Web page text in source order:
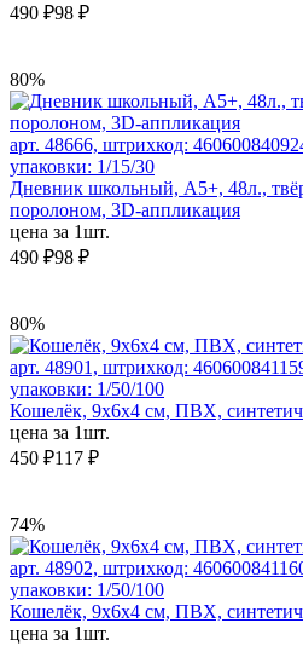
490 ₽98 ₽
80%
арт. 48666, штрихкод:
упаковки: 1/15/30
Дневник школьный, А5+, 48л.,
поролоном, 3D-аппликация
цена за 1шт.
490 ₽98 ₽
80%
арт. 48901, штрихкод:
упаковки: 1/50/100
Кошелёк, 9х6х4 см, ПВХ,
цена за 1шт.
450 ₽117 ₽
74%
арт. 48902, штрихкод:
упаковки: 1/50/100
Кошелёк, 9х6х4 см, ПВХ,
цена за 1шт.